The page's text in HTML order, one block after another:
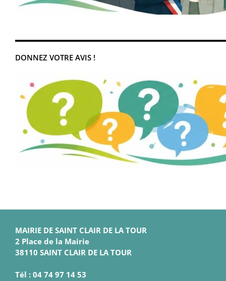
DONNEZ VOTRE AVIS !
MAIRIE DE SAINT CLAIR DE LA TOUR
2 Place de la Mairie
38110 SAINT CLAIR DE LA TOUR
Tél : 04 74 97 14 53